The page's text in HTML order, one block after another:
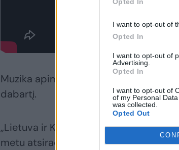
I want to opt-out of
Opted In
I want to opt-out of
Advertising.
Opted In
I want to opt-out of
of my Personal
was collected.
Opted Out
Muzika apima du vektorius,
dabartį.
„Lietuva ir Kaunas, atgavus
metu atsirado savarankiškas